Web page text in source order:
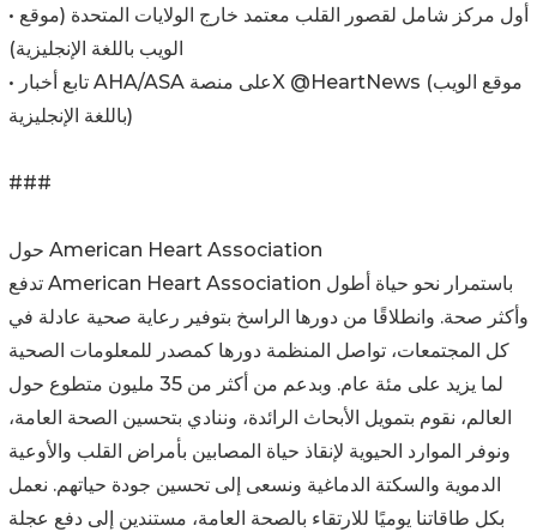
• أول مركز شامل لقصور القلب معتمد خارج الولايات المتحدة (موقع
الويب باللغة الإنجليزية)
• تابع أخبار AHA‏/ASA على منصةX‏ @HeartNews (موقع الويب
باللغة الإنجليزية)
###
حول American Heart Association
تدفع American Heart Association باستمرار نحو حياة أطول
وأكثر صحة. وانطلاقًا من دورها الراسخ بتوفير رعاية صحية عادلة في
كل المجتمعات، تواصل المنظمة دورها كمصدر للمعلومات الصحية
لما يزيد على مئة عام. وبدعم من أكثر من 35 مليون متطوع حول
العالم، نقوم بتمويل الأبحاث الرائدة، وننادي بتحسين الصحة العامة،
ونوفر الموارد الحيوية لإنقاذ حياة المصابين بأمراض القلب والأوعية
الدموية والسكتة الدماغية ونسعى إلى تحسين جودة حياتهم. نعمل
بكل طاقاتنا يوميًا للارتقاء بالصحة العامة، مستندين إلى دفع عجلة